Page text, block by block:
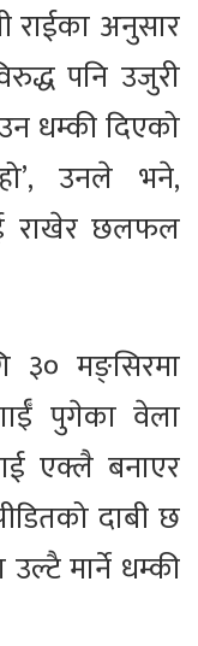
राईका अनुसार
पनि उजुरी
धम्की दिएको
उनले भने,
राखेर छलफल
३० मङ्सिरमा
पुगेका वेला
एक्लै बनाएर
दाबी छ
उल्टै मार्ने धम्की